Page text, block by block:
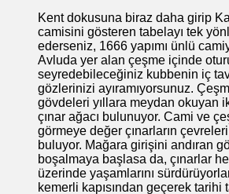
Kent dokusuna biraz daha girip
camisini gösteren tabelayı tek
ederseniz, 1666 yapımı ünlü
Avluda yer alan çeşme içinde
seyredebileceğiniz kubbenin iç
gözlerinizi ayıramıyorsunuz.
gövdeleri yıllara meydan okuyan
çınar ağacı bulunuyor. Cami ve
görmeye değer çınarların
buluyor. Mağara girişini andıran
boşalmaya başlasa da, çınarlar
üzerinde yaşamlarını
kemerli kapısından geçerek tarihi